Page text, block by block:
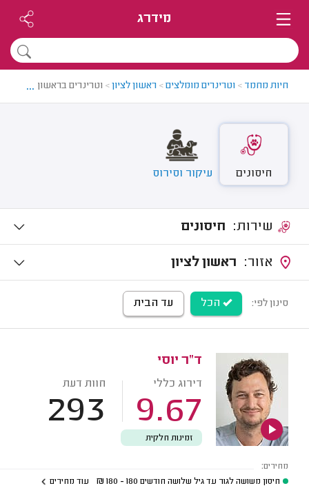
מידרג
חיות מחמד > וטרינרים מומלצים> ראשון לציון> וטרינרים בראשון לציון
...
חיסונים עיקור וסירוס
חיסונים
ראשון לציון
סינון לפי: הכל עד הבית
ד"ר יוסי
דירוג כללי
9.67
חוות דעת
293
זמינות חלקית
מחירים:
חיסון משושה לגור עד גיל שלושה חודשים 180 - 180
₪ עוד מחירים